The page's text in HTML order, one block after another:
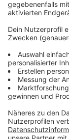
Nistkästen für
biologische
sollte es auf
feinen Härchen
später
verursachen.
melden. Die
Anzeige